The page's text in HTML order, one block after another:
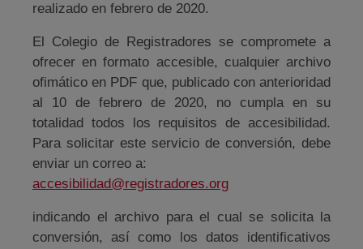
realizado en febrero de 2020.
El Colegio de Registradores se compromete a
ofrecer en formato accesible, cualquier archivo
ofimático en PDF que, publicado con anterioridad
al 10 de febrero de 2020, no cumpla en su
totalidad todos los requisitos de accesibilidad.
Para solicitar este servicio de conversión, debe
enviar un correo a:
accesibilidad@registradores.org
indicando el archivo para el cual se solicita la
conversión, así como los datos identificativos